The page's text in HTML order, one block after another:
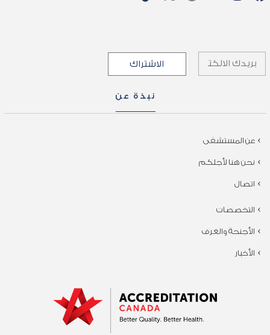
نبذة عن
عن المستشفى
نحن هنا لأجلكم
اتصال
التخصصات
الأجنحة والغرف
الأخبار